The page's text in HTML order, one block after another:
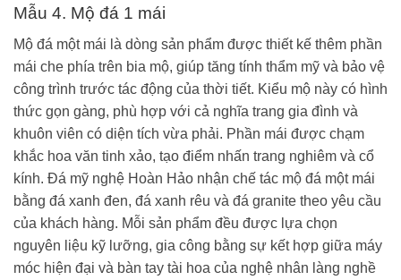
Mẫu 4. Mộ đá 1 mái
Mộ đá một mái là dòng sản phẩm được thiết kế thêm phần
mái che phía trên bia mộ, giúp tăng tính thẩm mỹ và bảo vệ
công trình trước tác động của thời tiết. Kiểu mộ này có hình
thức gọn gàng, phù hợp với cả nghĩa trang gia đình và
khuôn viên có diện tích vừa phải. Phần mái được chạm
khắc hoa văn tinh xảo, tạo điểm nhấn trang nghiêm và cổ
kính. Đá mỹ nghệ Hoàn Hảo nhận chế tác mộ đá một mái
bằng đá xanh đen, đá xanh rêu và đá granite theo yêu cầu
của khách hàng. Mỗi sản phẩm đều được lựa chọn
nguyên liệu kỹ lưỡng, gia công bằng sự kết hợp giữa máy
móc hiện đại và bàn tay tài hoa của nghệ nhân làng nghề